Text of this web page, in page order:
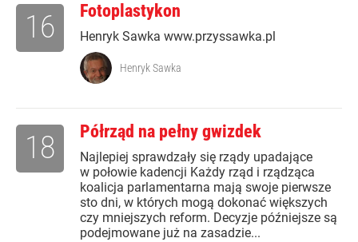
Fotoplastykon
Henryk Sawka www.przyssawka.pl
16
Henryk Sawka
Półrząd na pełny gwizdek
Najlepiej sprawdzały się rządy upadające
w połowie kadencji Każdy rząd i rządząca
koalicja parlamentarna mają swoje pierwsze
sto dni, w których mogą dokonać większych
czy mniejszych reform. Decyzje późniejsze są
podejmowane już na zasadzie...
18